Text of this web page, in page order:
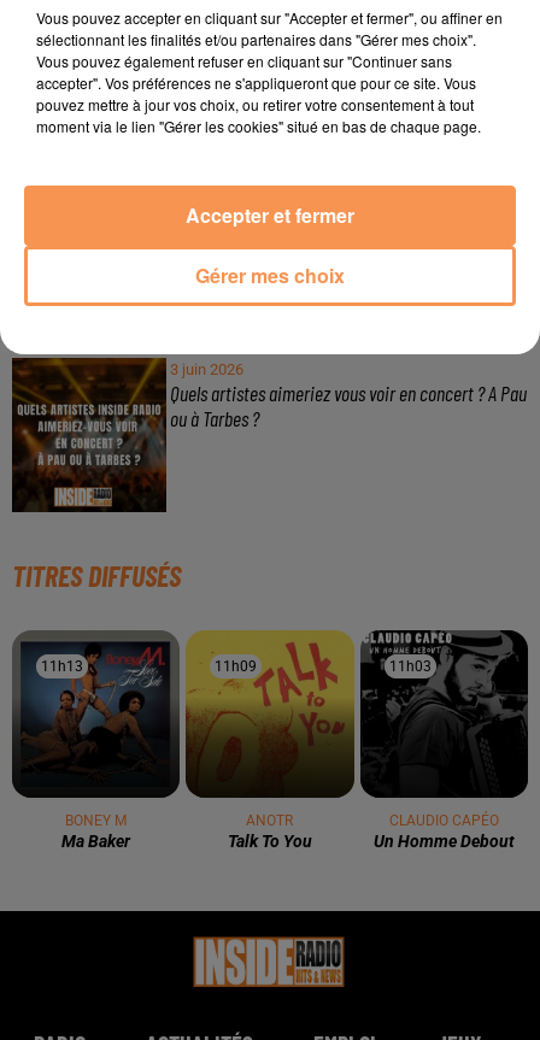
3 août 2026
Gagnez vos pass de 2h à Calicéo !
24 juillet 2026
Gagnez votre bon d'achat d'une valeur de 50€ avec
Mystic Ambre !
3 juin 2026
Quels artistes aimeriez vous voir en concert ? A Pau
ou à Tarbes ?
TITRES DIFFUSÉS
11h13
11h13
BONEY M
Ma Baker
11h09
11h09
ANOTR
Talk To You
11h03
11h03
CLAUDIO CAPÉO
Un Homme Debout
Vous pouvez accepter en cliquant sur "Accepter et fermer", ou affiner en
sélectionnant les finalités et/ou partenaires dans "Gérer mes choix".
Vous pouvez également refuser en cliquant sur "Continuer sans
accepter". Vos préférences ne s'appliqueront que pour ce site. Vous
pouvez mettre à jour vos choix, ou retirer votre consentement à tout
moment via le lien "Gérer les cookies" situé en bas de chaque page.
Gérer mes choix
Accepter et fermer